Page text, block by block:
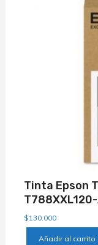
Tinta Epson
$130.000
Añadir al carrito